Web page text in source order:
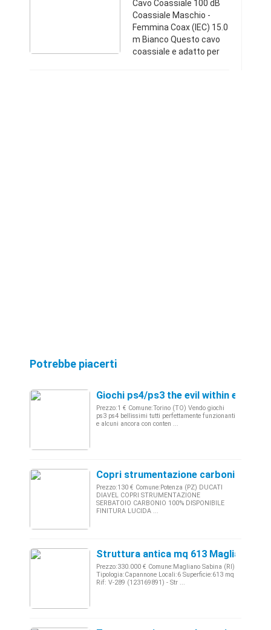
Coax (IEC) 15.0 M Bi
Cavo Coassiale 100 dB
Coassiale Maschio -
Femmina Coax (IEC) 15.0
m Bianco Questo cavo
coassiale e adatto per
Potrebbe piacerti
Giochi ps4/ps3 the evil within e altri
Prezzo:1 € Comune:Torino (TO) Vendo giochi
ps3 ps4 bellissimi tutti perfettamente funzionanti
e alcuni ancora con conten ...
Copri strumentazione carbonio
Prezzo:130 € Comune:Potenza (PZ) DUCATI
DIAVEL COPRI STRUMENTAZIONE
SERBATOIO CARBONIO 100% DISPONIBILE
FINITURA LUCIDA ...
Struttura antica mq 613 Magliano
Prezzo:330.000 € Comune:Magliano Sabina (RI)
Tipologia:Capannone Locali:6 Superficie:613 mq
Rif: V-289 (123169891) - Str ...